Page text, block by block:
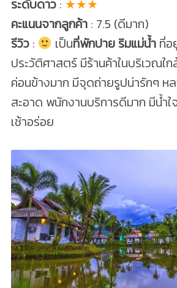
ระดับดาว: ★★★
คะแนนจากลูกค้า : 7.5 (ดีมาก)
รีวิว: เป็นที่พักปาย ริมแม่น้ำที่อ
ประวัติศาสตร์ มีร้านค้าในบริเวณใก
ค่อนข้างมาก มีจุดถ่ายรูปน่ารักๆ
สะอาด พนักงานบริการดีมาก มีน้ำ
เช้าอร่อย